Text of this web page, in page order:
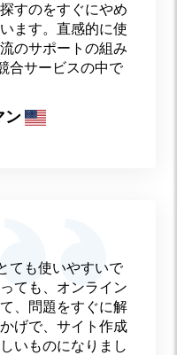
すのをすぐにやめ
ます。直感的に使
のサポートの組み
合サービスの中で
ン
ても使いやすいで
ても、オンライン
、問題をすぐに解
げで、サイト作成
いものになりまし